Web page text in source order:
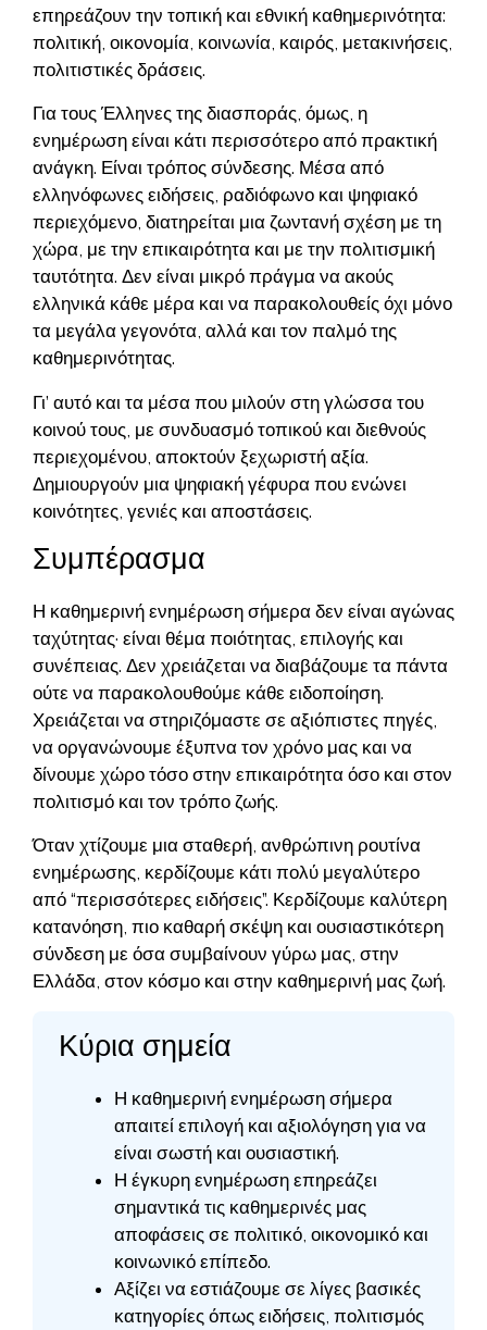
επηρεάζουν την τοπική και εθνική καθημερινότητα:
πολιτική, οικονομία, κοινωνία, καιρός, μετακινήσεις,
πολιτιστικές δράσεις.
Για τους Έλληνες της διασποράς, όμως, η
ενημέρωση είναι κάτι περισσότερο από πρακτική
ανάγκη. Είναι τρόπος σύνδεσης. Μέσα από
ελληνόφωνες ειδήσεις, ραδιόφωνο και ψηφιακό
περιεχόμενο, διατηρείται μια ζωντανή σχέση με τη
χώρα, με την επικαιρότητα και με την πολιτισμική
ταυτότητα. Δεν είναι μικρό πράγμα να ακούς
ελληνικά κάθε μέρα και να παρακολουθείς όχι μόνο
τα μεγάλα γεγονότα, αλλά και τον παλμό της
καθημερινότητας.
Γι’ αυτό και τα μέσα που μιλούν στη γλώσσα του
κοινού τους, με συνδυασμό τοπικού και διεθνούς
περιεχομένου, αποκτούν ξεχωριστή αξία.
Δημιουργούν μια ψηφιακή γέφυρα που ενώνει
κοινότητες, γενιές και αποστάσεις.
Συμπέρασμα
Η καθημερινή ενημέρωση σήμερα δεν είναι αγώνας
ταχύτητας· είναι θέμα ποιότητας, επιλογής και
συνέπειας. Δεν χρειάζεται να διαβάζουμε τα πάντα
ούτε να παρακολουθούμε κάθε ειδοποίηση.
Χρειάζεται να στηριζόμαστε σε αξιόπιστες πηγές,
να οργανώνουμε έξυπνα τον χρόνο μας και να
δίνουμε χώρο τόσο στην επικαιρότητα όσο και στον
πολιτισμό και τον τρόπο ζωής.
Όταν χτίζουμε μια σταθερή, ανθρώπινη ρουτίνα
ενημέρωσης, κερδίζουμε κάτι πολύ μεγαλύτερο
από “περισσότερες ειδήσεις”. Κερδίζουμε καλύτερη
κατανόηση, πιο καθαρή σκέψη και ουσιαστικότερη
σύνδεση με όσα συμβαίνουν γύρω μας, στην
Ελλάδα, στον κόσμο και στην καθημερινή μας ζωή.
Κύρια σημεία
Η καθημερινή ενημέρωση σήμερα
απαιτεί επιλογή και αξιολόγηση για να
είναι σωστή και ουσιαστική.
Η έγκυρη ενημέρωση επηρεάζει
σημαντικά τις καθημερινές μας
αποφάσεις σε πολιτικό, οικονομικό και
κοινωνικό επίπεδο.
Αξίζει να εστιάζουμε σε λίγες βασικές
κατηγορίες όπως ειδήσεις, πολιτισμός